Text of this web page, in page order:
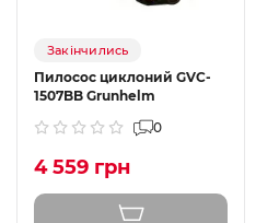
Закінчились
Пилосос циклоний GVC-
1507BB Grunhelm
0
4 559 грн